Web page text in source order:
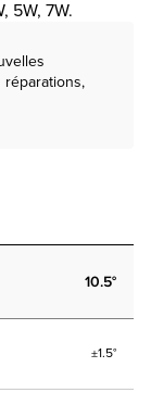
5W, 7W.
réparations,
10.5°
±1.5°